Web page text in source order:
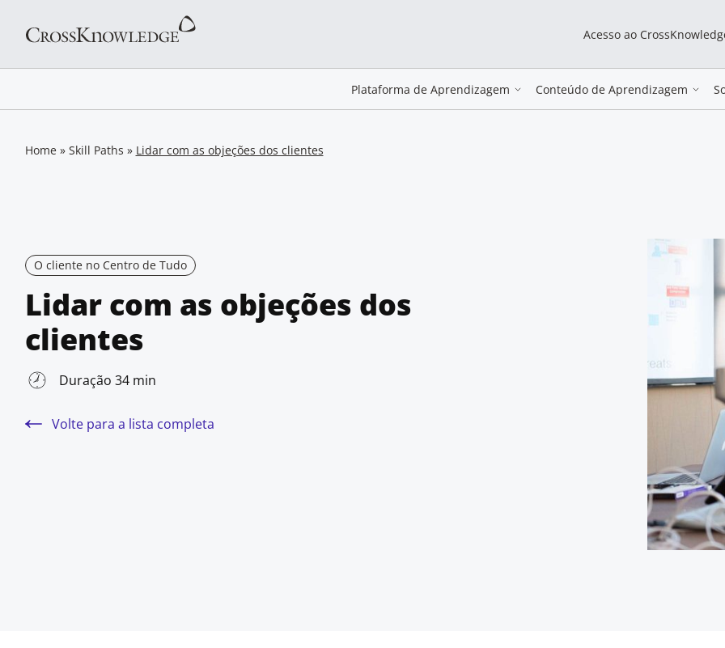
Acesso ao
Plataforma de Aprendizagem Conteúdo de Aprendizagem
Home» Skill Paths » Lidar com as objeções dos clientes
O cliente no Centro de Tudo
Lidar com as objeções dos
clientes
Duração 34 min
Volte para a lista completa